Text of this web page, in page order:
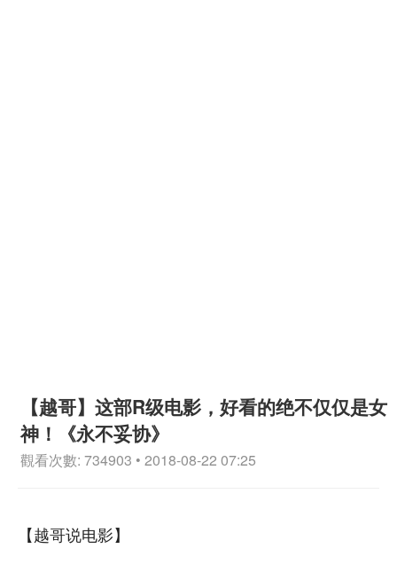
【越哥】这部R级电影，好看的绝不仅仅是女
神！《永不妥协》
觀看次數: 734903 • 2018-08-22 07:25
【越哥说电影】